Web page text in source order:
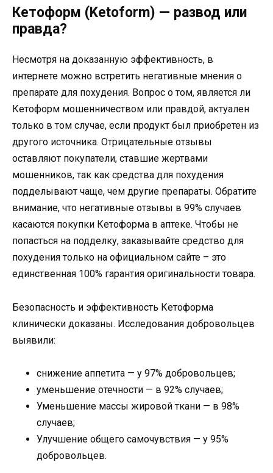
Кетоформ (Ketoform) — развод или
правда?
Несмотря на доказанную эффективность, в
интернете можно встретить негативные мнения о
препарате для похудения. Вопрос о том, является ли
Кетоформ мошенничеством или правдой, актуален
только в том случае, если продукт был приобретен из
другого источника. Отрицательные отзывы
оставляют покупатели, ставшие жертвами
мошенников, так как средства для похудения
подделывают чаще, чем другие препараты. Обратите
внимание, что негативные отзывы в 99% случаев
касаются покупки Кетоформа в аптеке. Чтобы не
попасться на подделку, заказывайте средство для
похудения только на официальном сайте – это
единственная 100% гарантия оригинальности товара.
Безопасность и эффективность Кетоформа
клинически доказаны. Исследования добровольцев
выявили:
снижение аппетита — у 97% добровольцев;
уменьшение отечности — в 92% случаев;
Уменьшение массы жировой ткани — в 98%
случаев;
Улучшение общего самочувствия — у 95%
добровольцев.